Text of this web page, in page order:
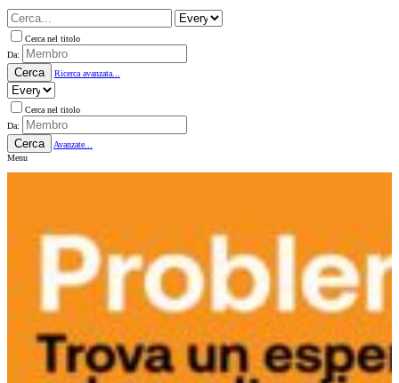
Cerca nel titolo
Da:
Cerca Ricerca avanzata...
Cerca nel titolo
Da:
Cerca
Avanzate...
Menu